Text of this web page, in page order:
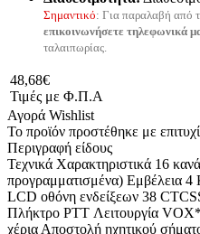
Σημαντικό: Για παραλαβή από
επικοινωνήσετε τηλεφωνικά
ταλαιπωρίας.
48,68€
Τιμές με Φ.Π.Α
Αγορά Wishlist
Το προϊόν προστέθηκε με
Περιγραφή είδους
Τεχνικά Χαρακτηριστικά 16
προγραμματισμένα) Εμβέλεια 4
LCD οθόνη ενδείξεων 38
Πλήκτρο PTT Λειτουργία VOX*
χέρια Αποστολή ηχητικού